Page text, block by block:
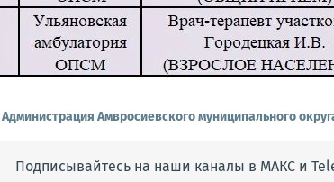
Администрация Амвросиевского муниципального
Подписывайтесь на наши каналы в МАКС и